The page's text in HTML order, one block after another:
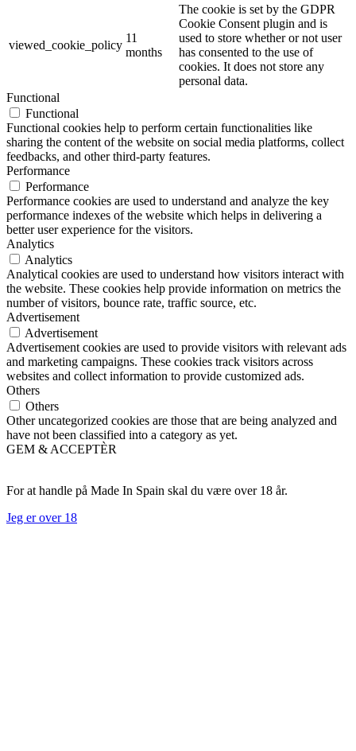
viewed_cookie_policy
11
months
The cookie is set by the GDPR
Cookie Consent plugin and is
used to store whether or not user
has consented to the use of
cookies. It does not store any
personal data.
Functional
Functional
Functional cookies help to perform certain functionalities like
sharing the content of the website on social media platforms, collect
feedbacks, and other third-party features.
Performance
Performance
Performance cookies are used to understand and analyze the key
performance indexes of the website which helps in delivering a
better user experience for the visitors.
Analytics
Analytics
Analytical cookies are used to understand how visitors interact with
the website. These cookies help provide information on metrics the
number of visitors, bounce rate, traffic source, etc.
Advertisement
Advertisement
Advertisement cookies are used to provide visitors with relevant ads
and marketing campaigns. These cookies track visitors across
websites and collect information to provide customized ads.
Others
Others
Other uncategorized cookies are those that are being analyzed and
have not been classified into a category as yet.
GEM & ACCEPTÈR
For at handle på Made In Spain skal du være over 18 år.
Jeg er over 18